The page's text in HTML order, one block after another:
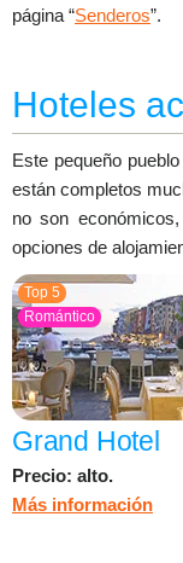
página “Senderos”.
Hoteles
Este pequeño
están completos
no son
opciones de
Top 5
Romántico
Grand Hotel
Precio: alto.
Más información